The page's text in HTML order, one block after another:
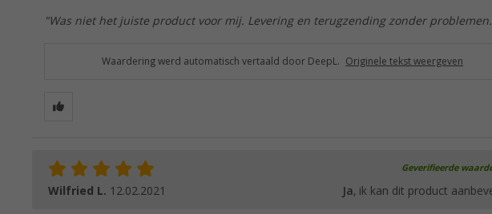
"Was niet het juiste product voor mij. Levering en terugzending zonder
Waardering werd automatisch vertaald door DeepL. Originele tekst weergeven
Geverifieerde
Wilfried L. 12.02.2021 Ja, ik kan dit product